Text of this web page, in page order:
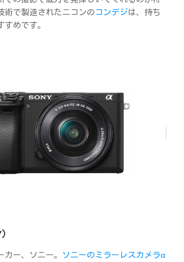
術で製造されたニコンのコンデジは、持ち
めです。
ー、ソニー。 ソニーのミラーレスカメラα